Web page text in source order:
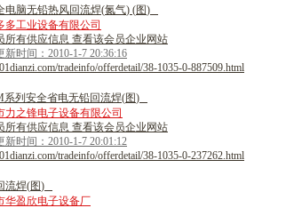
电脑无铅热风回流焊(氮气) (图)
多工业设备有限公司
所有供应信息 查看该会员企业网站
新时间：2010-1-7 20:36:16
tradeinfo/offerdetail/38-1035-0-887509.html
系列 安全省电无铅回流焊(图)
力之锋电子设备有限公司
所有供应信息 查看该会员企业网站
新时间：2010-1-7 20:01:12
tradeinfo/offerdetail/38-1035-0-237262.html
流焊(图)
华盈欣电子设备厂